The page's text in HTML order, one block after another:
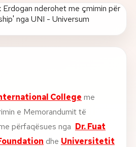
College me
e Memorandumit të
përfaqësues nga Dr. Fuat
dhe Universitetit